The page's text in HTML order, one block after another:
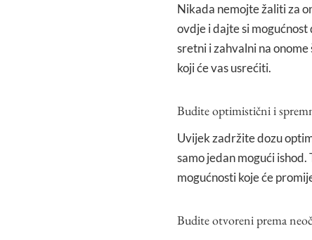
Nikada nemojte žaliti za
ovdje i dajte si
sretni i zahvalni na
koji će vas usrećiti.
Budite optimistični i
Uvijek zadržite dozu
samo jedan mogući
mogućnosti koje će
Budite otvoreni prema